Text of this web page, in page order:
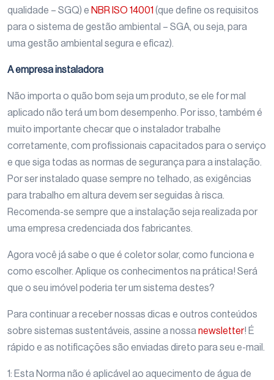
qualidade – SGQ) e NBR ISO 14001 (que define os requisitos
para o sistema de gestão ambiental – SGA, ou seja, para
uma gestão ambiental segura e eficaz).
A empresa instaladora
Não importa o quão bom seja um produto, se ele for mal
aplicado não terá um bom desempenho. Por isso, também é
muito importante checar que o instalador trabalhe
corretamente, com profissionais capacitados para o serviço
e que siga todas as normas de segurança para a instalação.
Por ser instalado quase sempre no telhado, as exigências
para trabalho em altura devem ser seguidas à risca.
Recomenda-se sempre que a instalação seja realizada por
uma empresa credenciada dos fabricantes.
Agora você já sabe o que é coletor solar, como funciona e
como escolher. Aplique os conhecimentos na prática! Será
que o seu imóvel poderia ter um sistema destes?
Para continuar a receber nossas dicas e outros conteúdos
sobre sistemas sustentáveis, assine a nossanewsletter! É
rápido e as notificações são enviadas direto para seu e-mail.
1: Esta Norma não é aplicável ao aquecimento de água de